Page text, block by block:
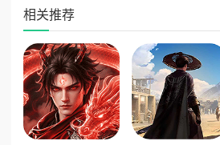
全程助力冒险闯关，开荒发育事半功倍。
S级霜月时装，专属外观拉风十足。
相关推荐